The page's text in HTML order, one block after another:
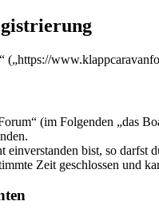
(im Folgenden „das
einverstanden bist, so
Zeit geschlossen und